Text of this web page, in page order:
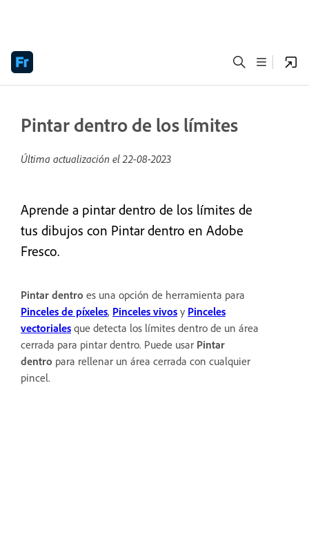
Pintar dentro de los límites
Última actualización el22-08-2023
Aprende a pintar dentro de los límites de
tus dibujos con Pintar dentro en Adobe
Fresco.
Pintar dentro es una opción de herramienta para
Pinceles de píxeles, Pinceles vivos y Pinceles
vectoriales que detecta los límites dentro de un área
cerrada para pintar dentro. Puede usar Pintar
dentro para rellenar un área cerrada con cualquier
pincel.